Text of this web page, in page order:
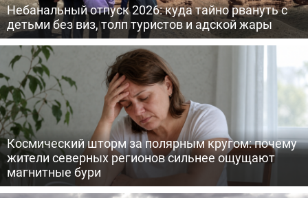
Небанальный отпуск 2026: куда тайно рвануть с
детьми без виз, толп туристов и адской жары
Космический шторм за полярным кругом: почему
жители северных регионов сильнее ощущают
магнитные бури